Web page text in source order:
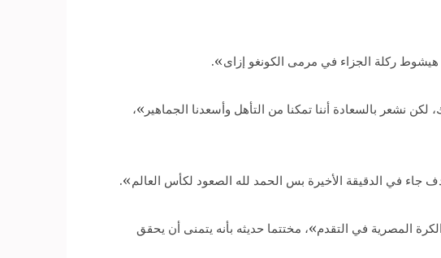
ركلة الجزاء في مرمى الكونغو إزاى».
نشعر بالسعادة أننا تمكنا من التأهل وأسعدنا الجماهير»،
جاء في الدقيقة الأخيرة بس الحمد لله الصعود لكأس العالم».
المصرية في التقدم»، مختتما حديثه بأنه يتمنى أن يحقق